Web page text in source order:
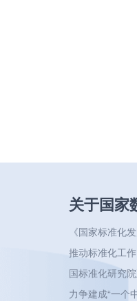
关于国家
《国家标准化
推动标准化工
国标准化研究
力争建成“一个